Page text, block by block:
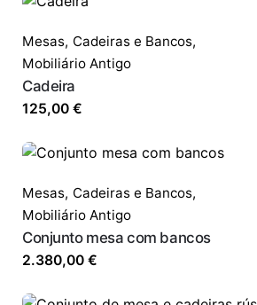
Mesas, Cadeiras e Bancos,
Mobiliário Antigo
Cadeira
125,00 €
Mesas, Cadeiras e Bancos,
Mobiliário Antigo
Conjunto mesa com bancos
2.380,00 €